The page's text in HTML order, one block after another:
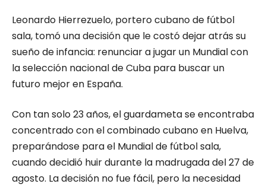
Leonardo Hierrezuelo, portero cubano de fútbol
sala, tomó una decisión que le costó dejar atrás su
sueño de infancia: renunciar a jugar un Mundial con
la selección nacional de Cuba para buscar un
futuro mejor en España.
Con tan solo 23 años, el guardameta se encontraba
concentrado con el combinado cubano en Huelva,
preparándose para el Mundial de fútbol sala,
cuando decidió huir durante la madrugada del 27 de
agosto. La decisión no fue fácil, pero la necesidad